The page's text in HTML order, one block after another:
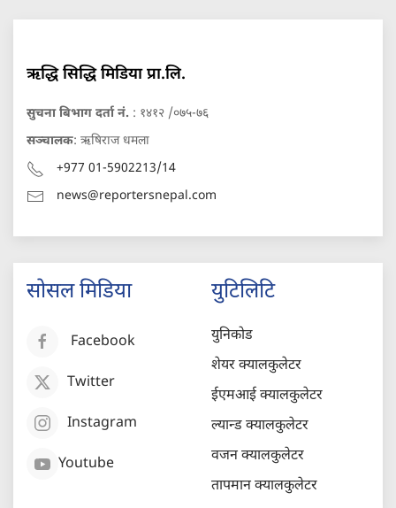
ऋद्धि सिद्धि मिडिया प्रा.लि.
सुचना बिभाग दर्ता नं. : १४१२ /०७५-७६
सञ्चालक: ऋषिराज धमला
+977 01-5902213/14
news@reportersnepal.com
सोसल मिडिया
Facebook
Twitter
Instagram
Youtube
युटिलिटि
युनिकोड
शेयर क्यालकुलेटर
ईएमआई क्यालकुलेटर
ल्यान्ड क्यालकुलेटर
वजन क्यालकुलेटर
तापमान क्यालकुलेटर